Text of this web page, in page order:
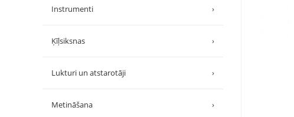
Instrumenti ›
Ķīļsiksnas ›
Lukturi un atstarotāji ›
Metināšana ›